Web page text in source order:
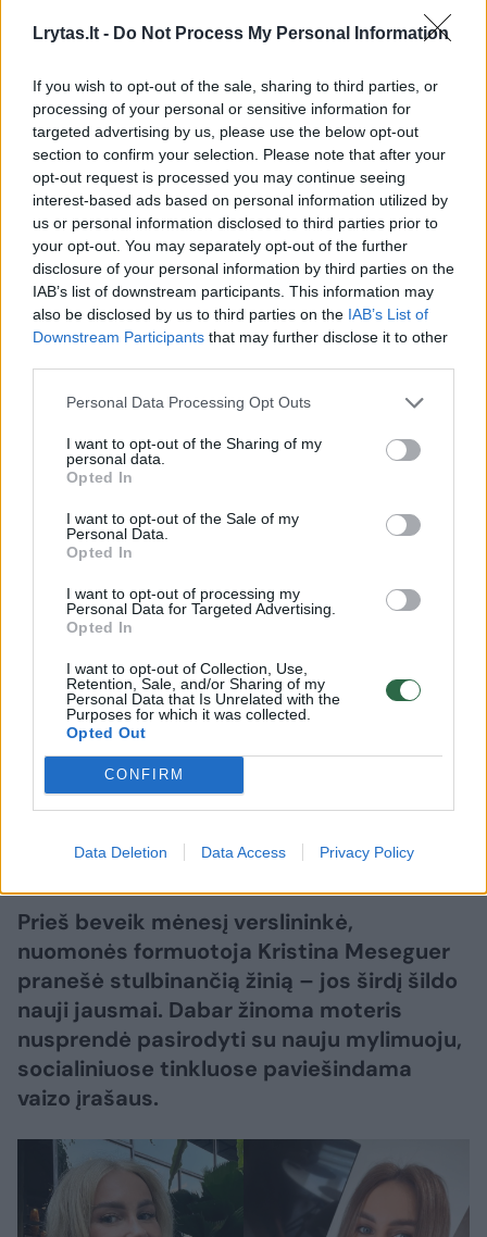
Lrytas.lt - Do Not Process My Personal Information
If you wish to opt-out of the sale, sharing to third parties, or
processing of your personal or sensitive information for
targeted advertising by us, please use the below opt-out
section to confirm your selection. Please note that after your
opt-out request is processed you may continue seeing
interest-based ads based on personal information utilized by
us or personal information disclosed to third parties prior to
your opt-out. You may separately opt-out of the further
disclosure of your personal information by third parties on the
IAB’s list of downstream participants. This information may
also be disclosed by us to third parties on the IAB’s List of
Downstream Participants that may further disclose it to other
Personal Data Processing Opt Outs
I want to opt-out of the Sharing of my
personal data.
Opted In
I want to opt-out of the Sale of my
Personal Data.
Opted In
I want to opt-out of processing my
Personal Data for Targeted Advertising.
Opted In
I want to opt-out of Collection, Use,
Retention, Sale, and/or Sharing of my
Personal Data that Is Unrelated with the
Purposes for which it was collected.
Opted Out
CONFIRM
Data Deletion Data Access Privacy Policy
Komentuoti gali tik Lrytas registruoti vartotojai.
bendruomenės ir bendraukite komentaruose!
Rodyti komentarus
Prisijungti komentatoriams
Žmonės Veidai ir vardai
vaizdeliu iš lovos: šalia – naujas
mylimasis(5)
2026 m. rugpjūčio 7 d. 13:14
Lrytas.lt
Prieš beveik mėnesį verslininkė,
nuomonės formuotoja Kristina Meseguer
pranešė stulbinančią žinią – jos širdį šildo
nauji jausmai. Dabar žinoma moteris
nusprendė pasirodyti su nauju mylimuoju,
socialiniuose tinkluose paviešindama
vaizo įrašaus.